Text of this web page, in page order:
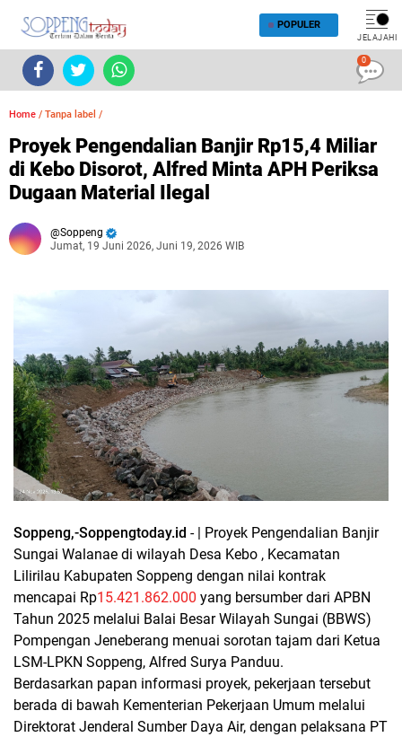
POPULER
JELAJAHI
Home / Tanpa label /
Proyek Pengendalian Banjir Rp15,4 Miliar
di Kebo Disorot, Alfred Minta APH Periksa
Dugaan Material Ilegal
Soppeng
Jumat, 19 Juni 2026, Juni 19, 2026 WIB
Soppeng,-Soppengtoday.id - | Proyek Pengendalian Banjir
Sungai Walanae di wilayah Desa Kebo , Kecamatan
Lilirilau Kabupaten Soppeng dengan nilai kontrak
mencapai Rp15.421.862.000 yang bersumber dari APBN
Tahun 2025 melalui Balai Besar Wilayah Sungai (BBWS)
Pompengan Jeneberang menuai sorotan tajam dari Ketua
LSM-LPKN Soppeng, Alfred Surya Panduu.
Berdasarkan papan informasi proyek, pekerjaan tersebut
berada di bawah Kementerian Pekerjaan Umum melalui
Direktorat Jenderal Sumber Daya Air, dengan pelaksana PT
0